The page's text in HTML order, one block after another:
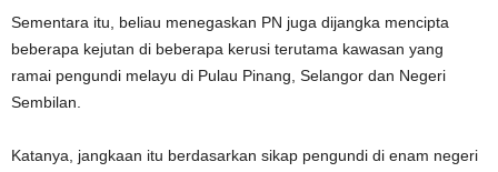
Sementara itu, beliau menegaskan PN juga dijangka mencipta
beberapa kejutan di beberapa kerusi terutama kawasan yang
ramai pengundi melayu di Pulau Pinang, Selangor dan Negeri
Sembilan.
Katanya, jangkaan itu berdasarkan sikap pengundi di enam negeri